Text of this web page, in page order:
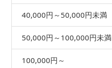
40,000円～50,000円未満
50,000円～100,000円未満
100,000円～